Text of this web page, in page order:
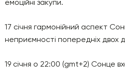
емоційні закупи.
17 січня гармонійний аспект
неприємності попередніх двох
19 січня о 22:00 (gmt+2) Сонце